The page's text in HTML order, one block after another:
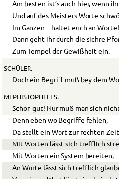
Am besten ist’s auch hier, wenn
Und auf des Meisters Worte
Im Ganzen – haltet euch an Worte!
Dann geht ihr durch die sichre
Zum Tempel der Gewißheit ein.
SCHÜLER.
Doch ein Begriff muß bey dem
MEPHISTOPHELES.
Schon gut! Nur muß man sich
Denn eben wo Begriffe fehlen,
Da stellt ein Wort zur rechten
Mit Worten lässt sich trefflich
Mit Worten ein System bereiten,
An Worte lässt sich trefflich